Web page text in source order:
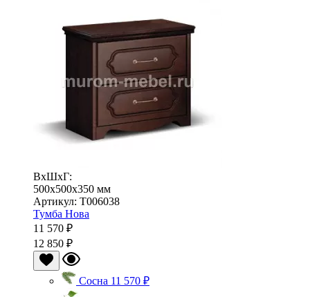
ВхШхГ:
500x500x350 мм
Артикул: Т006038
Тумба Нова
11 570 ₽
12 850 ₽
Сосна 11 570 ₽